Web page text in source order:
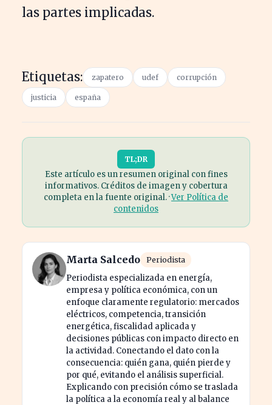
las partes implicadas.
Etiquetas: zapatero udef corrupción
justicia españa
TL;DR
Este artículo es un resumen original con fines
informativos. Créditos de imagen y cobertura
completa en la fuente original. ·Ver Política de
contenidos
Marta Salcedo Periodista
Periodista especializada en energía,
empresa y política económica, con un
enfoque claramente regulatorio: mercados
eléctricos, competencia, transición
energética, fiscalidad aplicada y
decisiones públicas con impacto directo en
la actividad. Conectando el dato con la
consecuencia: quién gana, quién pierde y
por qué, evitando el análisis superficial.
Explicando con precisión cómo se traslada
la política a la economía real y al balance